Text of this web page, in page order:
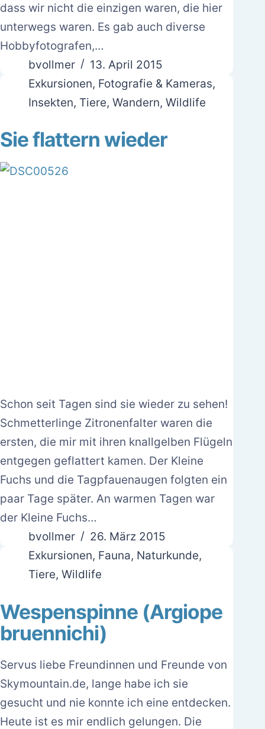
dass wir nicht die einzigen waren, die hier
unterwegs waren. Es gab auch diverse
Hobbyfotografen,…
bvollmer
13. April 2015
Exkursionen, Fotografie & Kameras,
Insekten, Tiere, Wandern, Wildlife
Sie flattern wieder
Schon seit Tagen sind sie wieder zu sehen!
Schmetterlinge Zitronenfalter waren die
ersten, die mir mit ihren knallgelben Flügeln
entgegen geflattert kamen. Der Kleine
Fuchs und die Tagpfauenaugen folgten ein
paar Tage später. An warmen Tagen war
der Kleine Fuchs…
bvollmer
26. März 2015
Exkursionen, Fauna, Naturkunde,
Tiere, Wildlife
Wespenspinne (Argiope
bruennichi)
Servus liebe Freundinnen und Freunde von
Skymountain.de, lange habe ich sie
gesucht und nie konnte ich eine entdecken.
Heute ist es mir endlich gelungen. Die